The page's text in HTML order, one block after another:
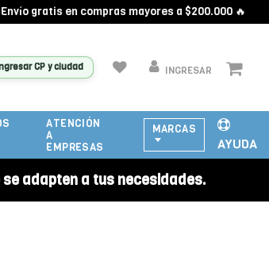
gratis en compras mayores a $200.000 🔥
CP y ciudad INGRESAR
ATENCIÓN
A
EMPRESAS
MARCAS
AYUDA
adapten a tus necesidades.